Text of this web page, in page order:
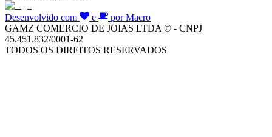
Desenvolvido com e
por Macro
GAMZ COMERCIO DE JOIAS LTDA © - CNPJ
45.451.832/0001-62
TODOS OS DIREITOS RESERVADOS